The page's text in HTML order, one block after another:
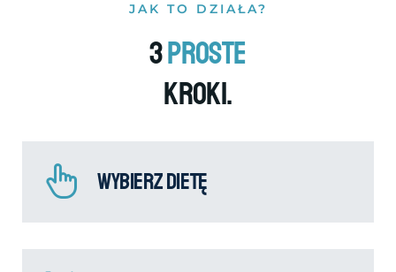
JAK TO DZIAŁA?
3proste
kroki.
Wybierz dietę